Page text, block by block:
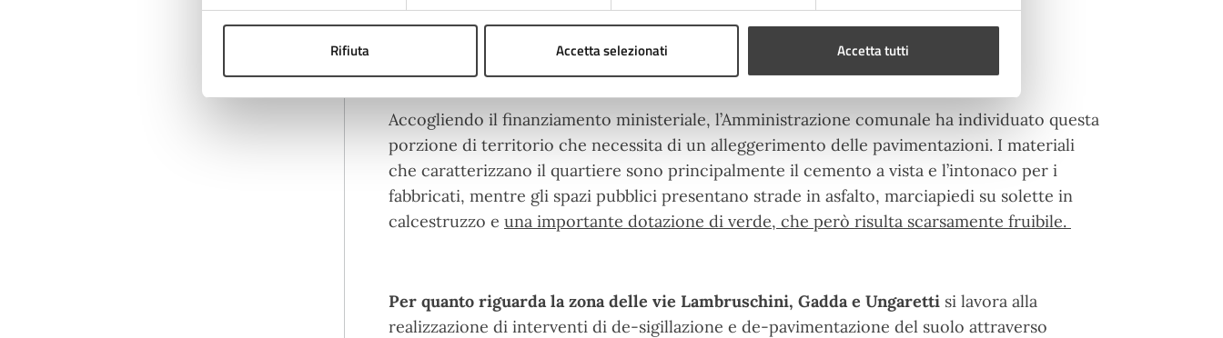
Rifiuta Accetta selezionati Accetta tutti
adattamento e mitigazione”.
Accogliendo il finanziamento ministeriale, l’Amministrazione comunale ha individuato questa
porzione di territorio che necessita di un alleggerimento delle pavimentazioni. I materiali
che caratterizzano il quartiere sono principalmente il cemento a vista e l’intonaco per i
fabbricati, mentre gli spazi pubblici presentano strade in asfalto, marciapiedi su solette in
calcestruzzo e una importante dotazione di verde, che però risulta scarsamente fruibile.
Per quanto riguarda la zona delle vie Lambruschini, Gadda e Ungaretti si lavora alla
realizzazione di interventi di de-sigillazione e de-pavimentazione del suolo attraverso